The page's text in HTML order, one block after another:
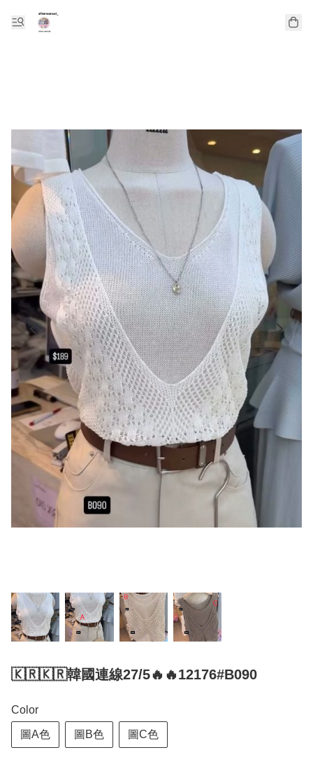
🇰🇷🇰🇷韓國連線27/5🔥🔥12176#B090
Color
圖A色 圖B色 圖C色